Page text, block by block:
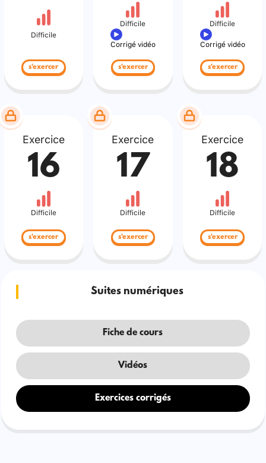
Difficile
s'exercer
Difficile
Corrigé vidéo
s'exercer
Difficile
Corrigé vidéo
s'exercer
Exercice
16
Difficile
s'exercer
Exercice
17
Difficile
s'exercer
Exercice
18
Difficile
s'exercer
Suites numériques
Fiche de cours
Vidéos
Exercices corrigés